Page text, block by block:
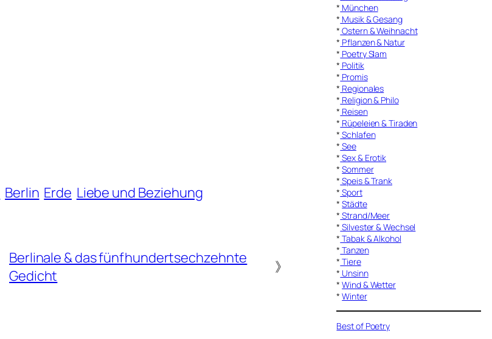
Berlin Erde Liebe und Beziehung
Berlinale & das fünfhundertsechzehnte
Gedicht
》
* München
* Musik & Gesang
* Ostern & Weihnacht
* Pflanzen & Natur
* Poetry Slam
* Politik
* Promis
* Regionales
* Religion & Philo
* Reisen
* Rüpeleien & Tiraden
* Schlafen
* See
* Sex & Erotik
*Sommer
* Speis & Trank
* Sport
*Städte
* Strand/Meer
* Silvester & Wechsel
* Tabak & Alkohol
* Tanzen
* Tiere
* Unsinn
*Wind & Wetter
*Winter
Best of Poetry